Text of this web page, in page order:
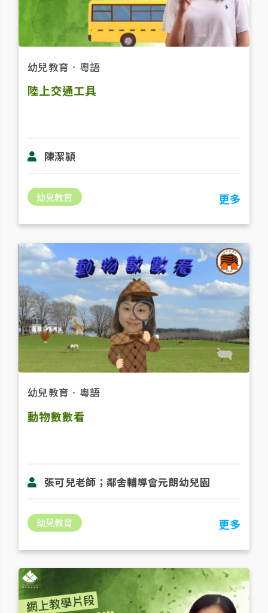
幼兒教育 ． 粵語
陸上交通工具
陳潔潁
幼兒教育 更多
幼兒教育 ． 粵語
動物數數看
張可兒老師；鄰舍輔導會元朗幼兒園
幼兒教育 更多